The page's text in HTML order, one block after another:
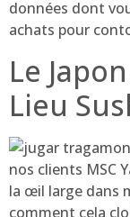
données dont
achats pour
Le
Lieu
nos clients MSC
la œil large dans
comment cela